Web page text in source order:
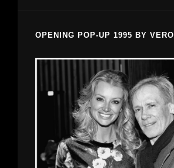
OPENING POP-UP 1995 BY VERO